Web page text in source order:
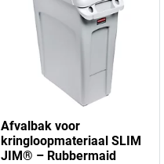
Afvalbak voor
kringloopmateriaal SLIM
JIM® – Rubbermaid